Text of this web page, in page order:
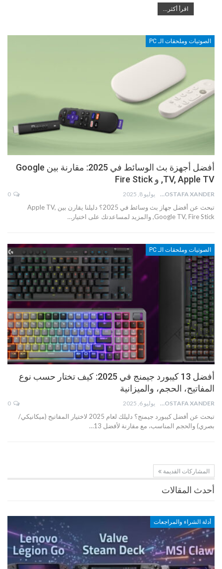
اقرأ أكثر...
الصوتيات وملحقات الـ PC
أفضل أجهزة بث الوسائط في 2025: مقارنة بين Google
TV, Apple TV, و Fire Stick
MOSTAFA XANDER يوليو 8, 2025
تبحث عن أفضل جهاز بث وسائط في 2025؟ دليلنا يقارن بين Apple TV,
Google TV, Fire Stick, والمزيد لمساعدتك على اختيار…
الصوتيات وملحقات الـ PC
أفضل 13 كيبورد جيمنج في 2025: كيف تختار حسب نوع
المفاتيح، الحجم، والميزانية
MOSTAFA XANDER يوليو 6, 2025
تبحث عن أفضل كيبورد جيمنج؟ دليلك لعام 2025 لاختيار المفاتيح (ميكانيكي/
بصري) والحجم المناسب، مع مقارنة لأفضل 13…
المشاركات القديمة
أحدث المقالات
أدلة الشراء والمراجعات